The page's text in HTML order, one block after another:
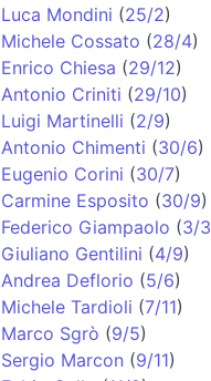
Luca Mondini (25/2)
Michele Cossato (28/4)
Enrico Chiesa (29/12)
Antonio Criniti (29/10)
Luigi Martinelli (2/9)
Antonio Chimenti (30/6)
Eugenio Corini (30/7)
Carmine Esposito (30/9)
Federico Giampaolo (3/3
Giuliano Gentilini (4/9)
Andrea Deflorio (5/6)
Michele Tardioli (7/11)
Marco Sgrò (9/5)
Sergio Marcon (9/11)